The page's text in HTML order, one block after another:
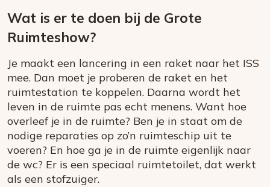
Wat is er te doen bij de Grote
Ruimteshow?
Je maakt een lancering in een raket naar het ISS
mee. Dan moet je proberen de raket en het
ruimtestation te koppelen. Daarna wordt het
leven in de ruimte pas echt menens. Want hoe
overleef je in de ruimte? Ben je in staat om de
nodige reparaties op zo’n ruimteschip uit te
voeren? En hoe ga je in de ruimte eigenlijk naar
de wc? Er is een speciaal ruimtetoilet, dat werkt
als een stofzuiger.